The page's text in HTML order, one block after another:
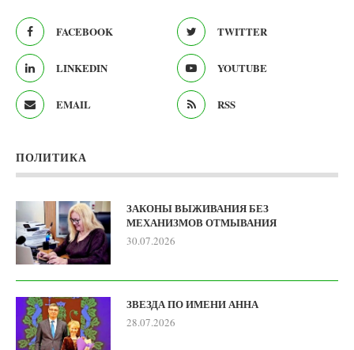
FACEBOOK TWITTER
LINKEDIN YOUTUBE
EMAIL RSS
ПОЛИТИКА
ЗАКОНЫ ВЫЖИВАНИЯ БЕЗ
МЕХАНИЗМОВ ОТМЫВАНИЯ
30.07.2026
ЗВЕЗДА ПО ИМЕНИ АННА
28.07.2026